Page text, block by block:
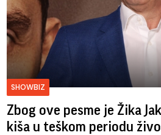
SHOWBIZ
Zbog ove pesme je Žika
kiša u teškom periodu